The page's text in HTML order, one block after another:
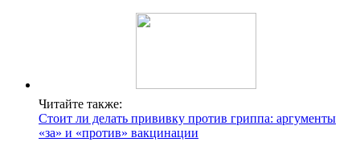
Читайте также:
Стоит ли делать прививку против гриппа: аргументы
«за» и «против» вакцинации